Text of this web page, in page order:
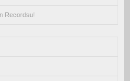
Recordsu!